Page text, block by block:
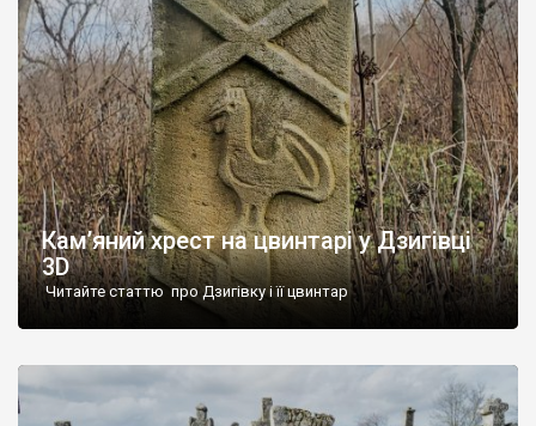
століття тут розмістили туберкульозну лікарню. Коли із
палацу виїхала лікарня – ми точно не […]
Кам’яний хрест на цвинтарі у Дзигівці
3D
Читайте статтю про Дзигівку і її цвинтар